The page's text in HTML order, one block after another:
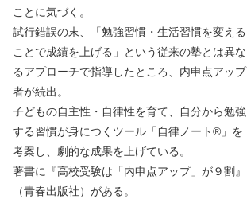
ことに気づく。
試行錯誤の末、「勉強習慣・生活習慣を変える
ことで成績を上げる」という従来の塾とは異な
るアプローチで指導したところ、内申点アップ
者が続出。
子どもの自主性・自律性を育て、自分から勉強
する習慣が身につくツール「自律ノート®️」を
考案し、劇的な成果を上げている。
著書に『高校受験は「内申点アップ」が９割』
（青春出版社）がある。